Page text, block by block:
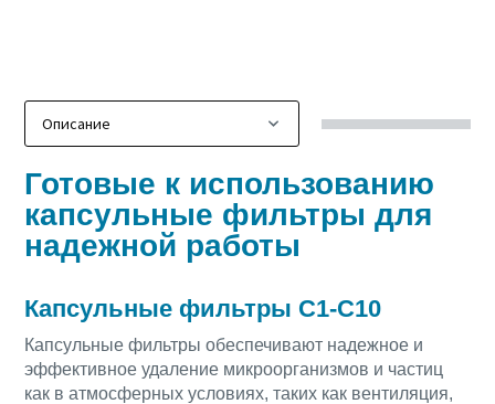
Готовые к использованию
капсульные фильтры для
надежной работы
Капсульные фильтры C1-C10
Капсульные фильтры обеспечивают надежное и
эффективное удаление микроорганизмов и частиц
как в атмосферных условиях, таких как вентиляция,